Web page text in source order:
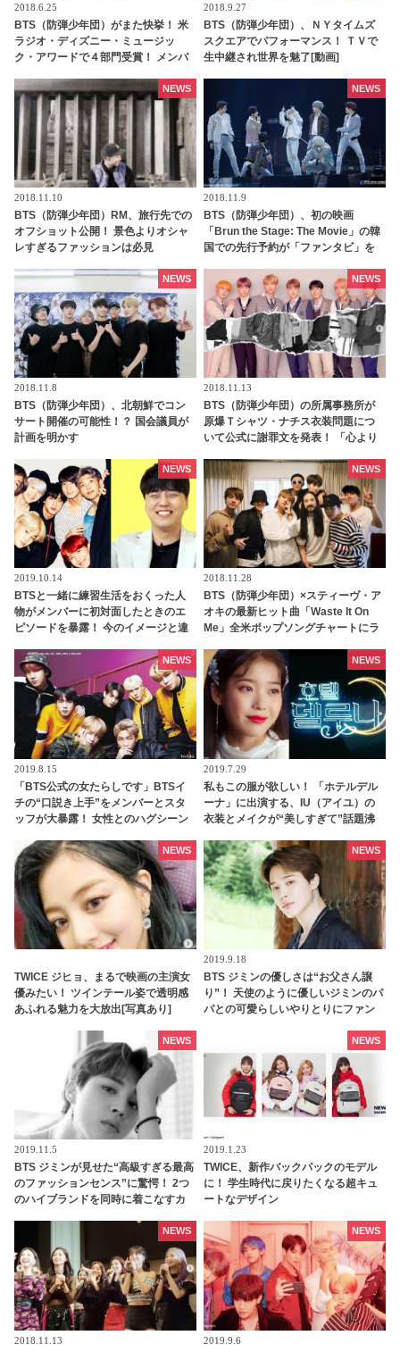
2018.6.25
BTS（防弾少年団）がまた快挙！ 米
ラジオ・ディズニー・ミュージッ
ク・アワードで４部門受賞！ メンバ
着[動画あり]
2018.9.27
BTS（防弾少年団）、ＮＹタイムズ
スクエアでパフォーマンス！ ＴＶで
生中継され世界を魅了[動画]
2018.11.10
BTS（防弾少年団）RM、旅行先での
オフショット公開！ 景色よりオシャ
レすぎるファッションは必見
NEWS
2018.11.9
BTS（防弾少年団）、初の映画
「Brun the Stage: The Movie」の韓
国での先行予約が「ファンタビ」を
多数
NEWS
2018.11.8
BTS（防弾少年団）、北朝鮮でコン
サート開催の可能性！？ 国会議員が
計画を明かす
NEWS
2018.11.13
BTS（防弾少年団）の所属事務所が
原爆Ｔシャツ・ナチス衣装問題につ
いて公式に謝罪文を発表！ 「心より
NEWS
2019.10.14
BTSと一緒に練習生活をおくった人
物がメンバーに初対面したときのエ
ピソードを暴露！ 今のイメージと違
・・[前編]
NEWS
2018.11.28
BTS（防弾少年団）×スティーヴ・ア
オキの最新ヒット曲「Waste It On
Me」全米ポップソングチャートにラ
挙
NEWS
2019.8.15
「BTS公式の女たらしです」BTSイ
チの“口説き上手”をメンバーとスタ
ッフが大暴露！ 女性とのハグシーン
バラされるメンバーも！ 爆弾発言の
オンパレードに爆笑
NEWS
2019.7.29
私もこの服が欲しい！ 「ホテルデル
ーナ」に出演する、IU（アイユ）の
衣装とメイクが“美しすぎて”話題沸
ェンジ…いったいどこの服？
NEWS
TWICE ジヒョ、まるで映画の主演女
優みたい！ ツインテール姿で透明感
あふれる魅力を大放出[写真あり]
NEWS
2019.9.18
BTS ジミンの優しさは“お父さん譲
り”！ 天使のように優しいジミンのパ
パとの可愛らしいやりとりにファン
NEWS
2019.11.5
BTS ジミンが見せた“高級すぎる最高
のファッションセンス”に驚愕！ 2つ
のハイブランドを同時に着こなすカ
出せる自然な上品さとセクシーな雰
囲気にメロメロ
NEWS
2019.1.23
TWICE、新作バックパックのモデル
に！ 学生時代に戻りたくなる超キュ
ートなデザイン
NEWS
2018.11.13
NEWS
2019.9.6
NEWS